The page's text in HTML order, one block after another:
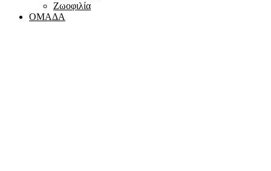
Ζωοφιλία
ΟΜΑΔΑ